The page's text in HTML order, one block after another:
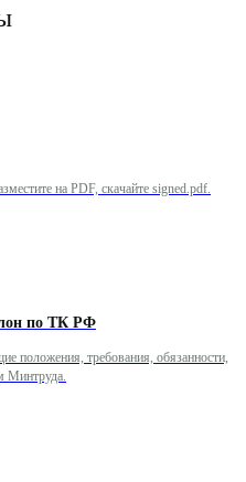
на PDF, скачайте signed.pdf.
по ТК РФ
положения, требования, обязанности,
Минтруда.